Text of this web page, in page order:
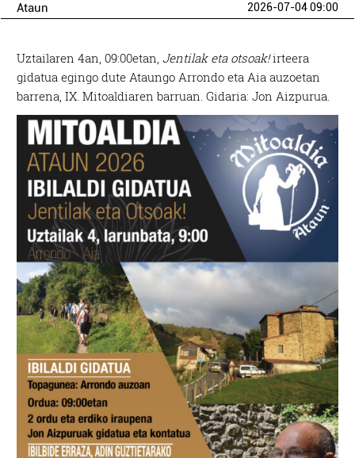
Ataun 2026-07-04 09:00
Uztailaren 4an, 09:00etan, Jentilak eta otsoak!irteera
gidatua egingo dute Ataungo Arrondo eta Aia auzoetan
barrena, IX. Mitoaldiaren barruan. Gidaria: Jon Aizpurua.